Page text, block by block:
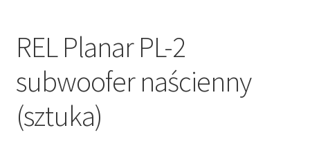
REL Planar PL-2
subwoofer naścienny
(sztuka)